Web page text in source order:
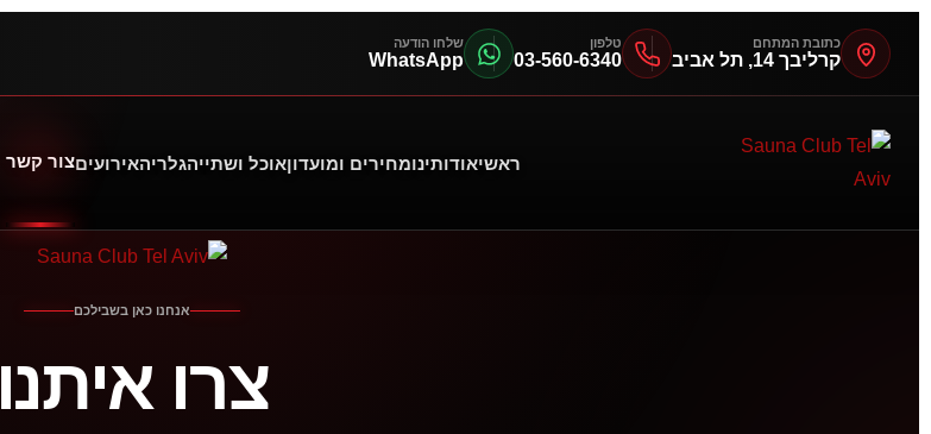
כתובת המתחם
קרליבך 14, תל אביב
טלפון
03-560-6340
שלחו הודעה
WhatsApp
ראשיאודותינומחירים ומועדוןאוכל ושתייהגלריהאירועיםצור קשר
אנחנו כאן בשבילכם
צרו איתנו